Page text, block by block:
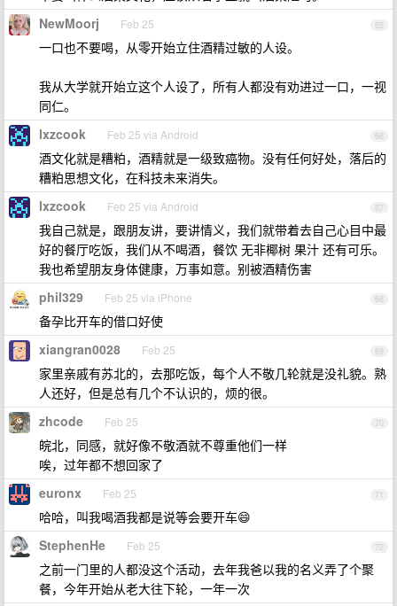
65
NewMoorj Feb 25
一口也不要喝，从零开始立住酒精过敏的人设。
我从大学就开始立这个人设了，所有人都没有劝进过一口，一视
同仁。
66
lxzcook Feb 25 via Android
酒文化就是糟粕，酒精就是一级致癌物。没有任何好处，落后的
糟粕思想文化，在科技未来消失。
67
lxzcook Feb 25 via Android
我自己就是，跟朋友讲，要讲情义，我们就带着去自己心目中最
好的餐厅吃饭，我们从不喝酒，餐饮 无非椰树 果汁 还有可乐。
我也希望朋友身体健康，万事如意。别被酒精伤害
68
phil329 Feb 25 via iPhone
备孕比开车的借口好使
69
xiangran0028 Feb 25
家里亲戚有苏北的，去那吃饭，每个人不敬几轮就是没礼貌。熟
人还好，但是总有几个不认识的，烦的很。
70
zhcode Feb 25
皖北，同感，就好像不敬酒就不尊重他们一样
唉，过年都不想回家了
71
euronx Feb 25
哈哈，叫我喝酒我都是说等会要开车😄
72
StephenHe Feb 25
之前一门里的人都没这个活动，去年我爸以我的名义弄了个聚
餐，今年开始从老大往下轮，一年一次